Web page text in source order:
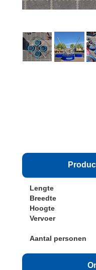
Lengte
Breedte
Hoogte
Vervoer
Aantal personen